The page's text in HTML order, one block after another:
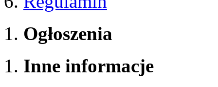
Ogłoszenia
Inne informacje